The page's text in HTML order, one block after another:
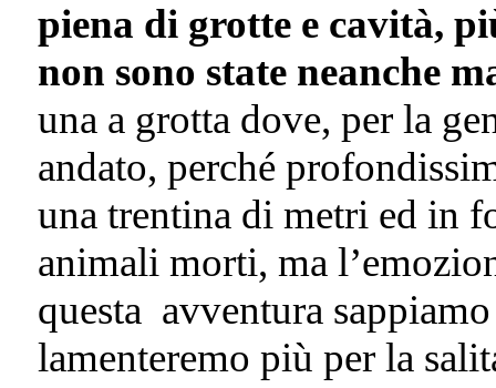
piena di grotte e cavità,
non sono state neanche
una a grotta dove, per la
andato, perché
una trentina di metri ed in
animali morti, ma
questa avventura
lamenteremo più per la